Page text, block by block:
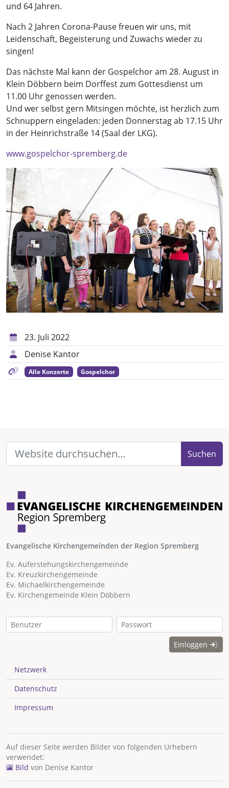
und 64 Jahren.
Nach 2 Jahren Corona-Pause freuen wir uns, mit
Leidenschaft, Begeisterung und Zuwachs wieder zu
singen!
Das nächste Mal kann der Gospelchor am 28. August in
Klein Döbbern beim Dorffest zum Gottesdienst um
11.00 Uhr genossen werden.
Und wer selbst gern Mitsingen möchte, ist herzlich zum
Schnuppern eingeladen: jeden Donnerstag ab 17.15 Uhr
in der Heinrichstraße 14 (Saal der LKG).
www.gospelchor-spremberg.de
23. Juli 2022
Denise Kantor
Alle Konzerte Gospelchor
Suchen
Evangelische Kirchengemeinden der Region Spremberg
Ev. Auferstehungskirchengemeinde
Ev. Kreuzkirchengemeinde
Ev. Michaelkirchengemeinde
Ev. Kirchengemeinde Klein Döbbern
Einloggen
Netzwerk
Datenschutz
Impressum
Auf dieser Seite werden Bilder von folgenden Urhebern
verwendet:
Bild von Denise Kantor